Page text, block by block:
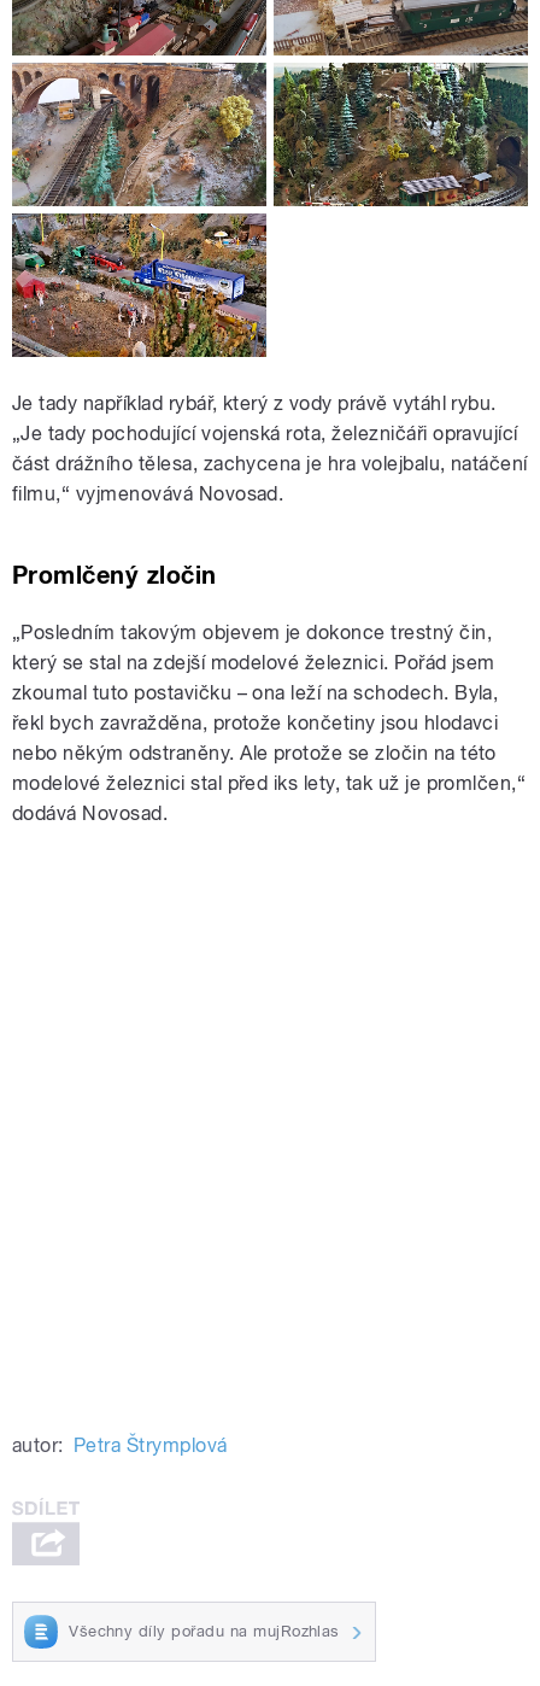
Je tady například rybář, který z vody právě vytáhl rybu.
„Je tady pochodující vojenská rota, železničáři opravující
část drážního tělesa, zachycena je hra volejbalu, natáčení
filmu,“ vyjmenovává Novosad.
Promlčený zločin
„Posledním takovým objevem je dokonce trestný čin,
který se stal na zdejší modelové železnici. Pořád jsem
zkoumal tuto postavičku – ona leží na schodech. Byla,
řekl bych zavražděna, protože končetiny jsou hlodavci
nebo někým odstraněny. Ale protože se zločin na této
modelové železnici stal před iks lety, tak už je promlčen,“
dodává Novosad.
autor: Petra Štrymplová
Všechny díly pořadu na mujRozhlas